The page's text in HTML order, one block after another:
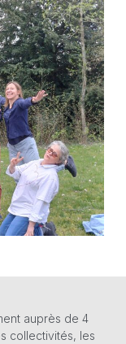
auprès de 4
collectivités, les